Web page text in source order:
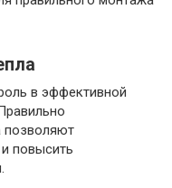
в эффективной
позволяют
и повысить